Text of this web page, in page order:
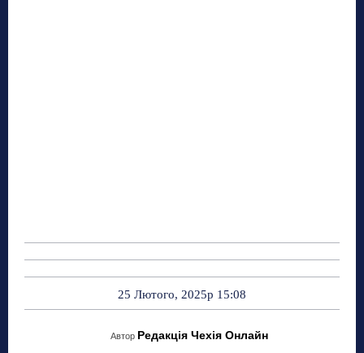
25 Лютого, 2025р 15:08
Автор Редакція Чехія Онлайн